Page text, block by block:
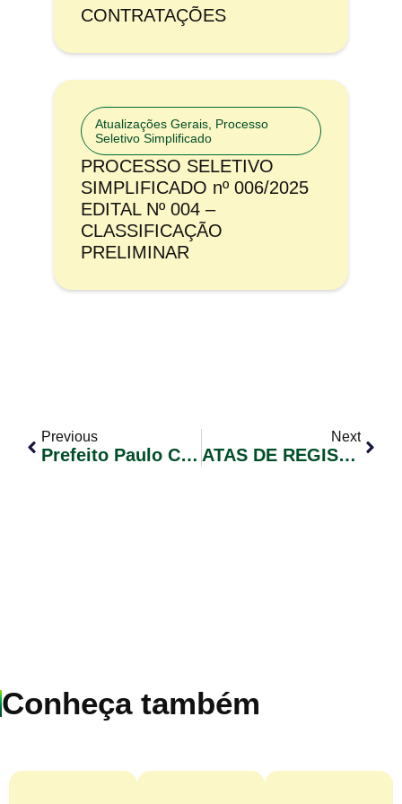
CONTRATAÇÕES
Atualizações Gerais Processo
Seletivo Simplificado
PROCESSO SELETIVO
SIMPLIFICADO nº 006/2025
EDITAL Nº 004 –
CLASSIFICAÇÃO
PRELIMINAR
Previous
Prefeito Paulo Corrêa Participa De Reunião Da Granpal Sobre Estiagem No Rio Gravatai
Next
ATAS DE REGISTRO DE PREÇO 2022
Conheça também